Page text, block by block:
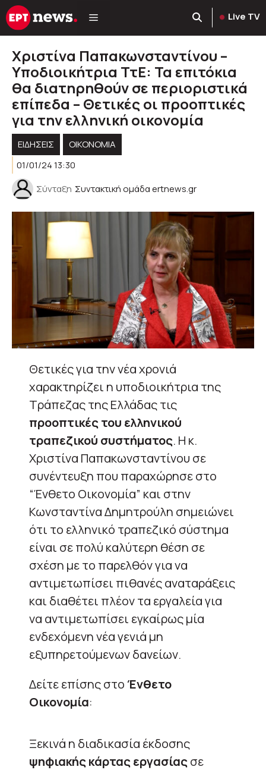
Μετάβαση
σε
Live TV
Χριστίνα Παπακωνσταντίνου –
Υποδιοικήτρια ΤτΕ: Τα επιτόκια
θα διατηρηθούν σε περιοριστικά
επίπεδα – Θετικές οι προοπτικές
για την ελληνική οικονομία
ΕΙΔΗΣΕΙΣ
ΟΙΚΟΝΟΜΙΑ
01/01/24 13:30
Σύνταξη Συντακτική ομάδα ertnews.gr
Θετικές για την νέα χρονιά
χαρακτηρίζει η υποδιοικήτρια της
Τράπεζας της Ελλάδας τις
προοπτικές του ελληνικού
τραπεζικού συστήματος. Η κ.
Χριστίνα Παπακωνσταντίνου σε
συνέντευξη που παραχώρησε στο
“Ένθετο Οικονομία” και στην
Κωνσταντίνα Δημητρούλη σημειώνει
ότι το ελληνικό τραπεζικό σύστημα
είναι σε πολύ καλύτερη θέση σε
σχέση με το παρελθόν για να
αντιμετωπίσει πιθανές αναταράξεις
και διαθέτει πλέον τα εργαλεία για
να αντιμετωπίσει εγκαίρως μία
ενδεχόμενη νέα γενιά μη
εξυπηρετούμενων δανείων.
Δείτε επίσης στοΈνθετο
Οικονομία:
Ξεκινά η διαδικασία έκδοσης
ψηφιακής κάρτας εργασίαςσε